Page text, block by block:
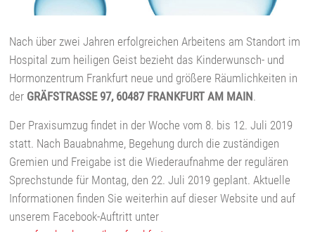
Nach über zwei Jahren erfolgreichen Arbeitens am Standort im
Hospital zum heiligen Geist bezieht das Kinderwunsch- und
Hormonzentrum Frankfurt neue und größere Räumlichkeiten in
der GRÄFSTRASSE 97, 60487 FRANKFURT AM MAIN.
Der Praxisumzug findet in der Woche vom 8. bis 12. Juli 2019
statt. Nach Bauabnahme, Begehung durch die zuständigen
Gremien und Freigabe ist die Wiederaufnahme der regulären
Sprechstunde für Montag, den 22. Juli 2019 geplant. Aktuelle
Informationen finden Sie weiterhin auf dieser Website und auf
unserem Facebook-Auftritt unter